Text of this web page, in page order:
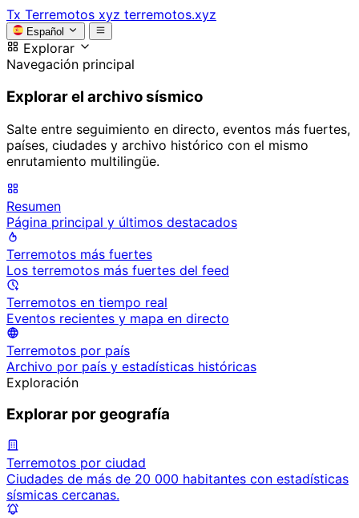
Tx Terremotos xyz terremotos.xyz
Español
Explorar
Navegación principal
Explorar el archivo sísmico
Salte entre seguimiento en directo, eventos más fuertes,
países, ciudades y archivo histórico con el mismo
enrutamiento multilingüe.
Resumen
Página principal y últimos destacados
Terremotos más fuertes
Los terremotos más fuertes del feed
Terremotos en tiempo real
Eventos recientes y mapa en directo
Terremotos por país
Archivo por país y estadísticas históricas
Exploración
Explorar por geografía
Terremotos por ciudad
Ciudades de más de 20 000 habitantes con estadísticas
sísmicas cercanas.